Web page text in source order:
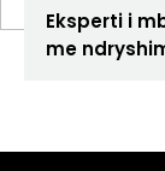
Eksperti i
me